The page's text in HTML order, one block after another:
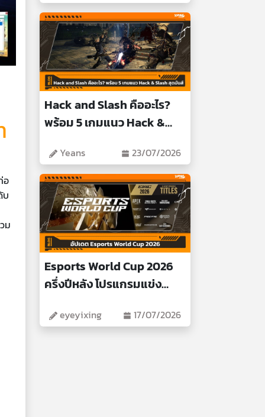
อ
บ
ม
Hack and Slash คืออะไร?
พร้อม 5 เกมแนว Hack &
Yeans 23/07/2026
Esports World Cup 2026
ครึ่งปีหลัง โปรแกรมแข่ง
eyeyixing 17/07/2026